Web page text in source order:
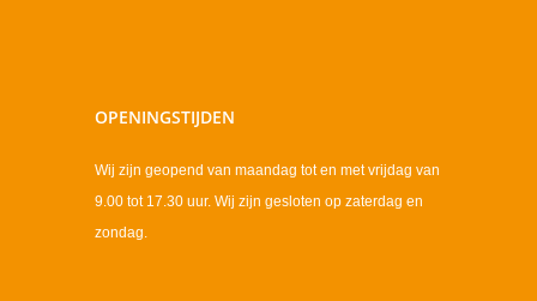
OPENINGSTIJDEN
Wij zijn geopend van maandag tot en met vrijdag van
9.00 tot 17.30 uur. Wij zijn gesloten op zaterdag en
zondag.